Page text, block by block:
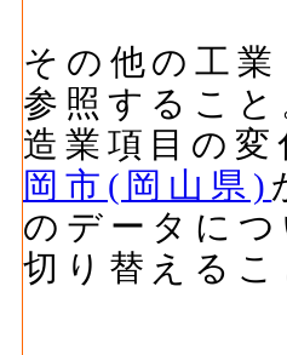
その他の工
参照するこ
造業項目の
岡市(岡山県)
のデータに
切り替える